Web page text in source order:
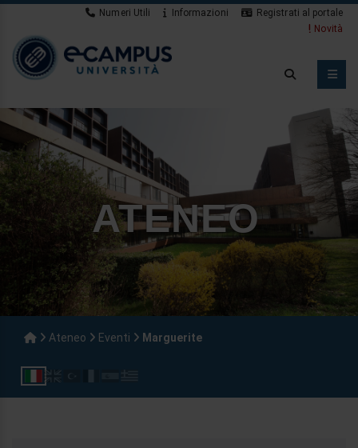
Numeri Utili Informazioni
Registrati al portale
Novità
ATENEO
Ateneo Eventi Marguerite